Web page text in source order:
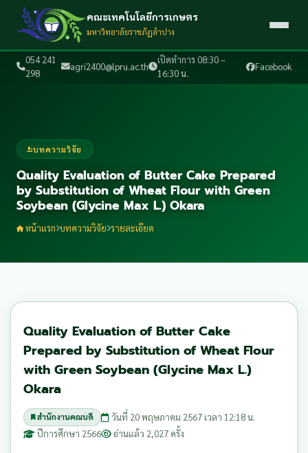
054 241
298
agri2400@lpru.ac.th
เปิดทำการ 08:30 –
16:30 น.
Facebook
คณะเทคโนโลยีการเกษตร
มหาวิทยาลัยราชภัฏลำปาง
บทความวิจัย
Quality Evaluation of Butter Cake Prepared
by Substitution of Wheat Flour with Green
Soybean (Glycine Max L.) Okara
หน้าแรก บทความวิจัย รายละเอียด
Quality Evaluation of Butter Cake
Prepared by Substitution of Wheat Flour
with Green Soybean (Glycine Max L.)
Okara
สำนักงานคณบดี
วันที่ 20 พฤษภาคม 2567 เวลา 12:18 น.
ปีการศึกษา 2566
อ่านแล้ว 2,027 ครั้ง